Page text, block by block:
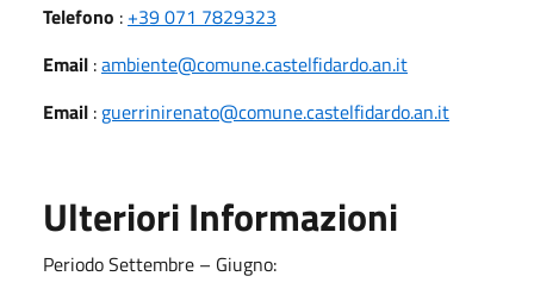
Telefono : +39 071 7829323
Email :ambiente@comune.castelfidardo.an.it
Email : guerrinirenato@comune.castelfidardo.an.it
Ulteriori Informazioni
Periodo Settembre – Giugno: